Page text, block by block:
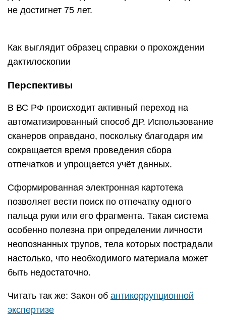
не достигнет 75 лет.
Как выглядит образец справки о прохождении
дактилоскопии
Перспективы
В ВС РФ происходит активный переход на
автоматизированный способ ДР. Использование
сканеров оправдано, поскольку благодаря им
сокращается время проведения сбора
отпечатков и упрощается учёт данных.
Сформированная электронная картотека
позволяет вести поиск по отпечатку одного
пальца руки или его фрагмента. Такая система
особенно полезна при определении личности
неопознанных трупов, тела которых пострадали
настолько, что необходимого материала может
быть недостаточно.
Читать так же: Закон об антикоррупционной
экспертизе